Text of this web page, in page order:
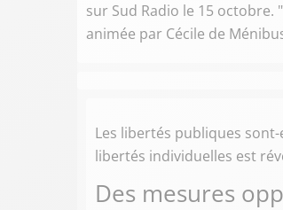
sur Sud Radio le 15
animée par Cécile de
Les libertés publiques
libertés individuelles est
Des mesures